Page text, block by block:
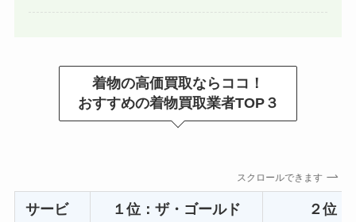
着物の高価買取ならココ！
おすすめの着物買取業者TOP３
スクロールできます
サービ
１位： ザ・ゴールド ２位：